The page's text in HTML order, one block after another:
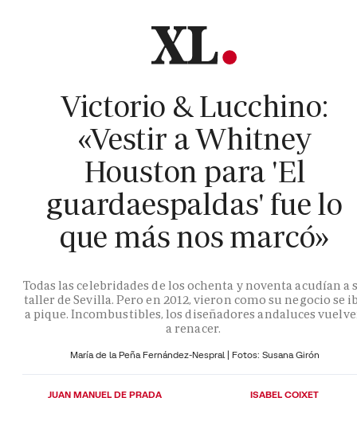
Victorio & Lucchino:
«Vestir a Whitney
Houston para 'El
guardaespaldas' fue lo
que más nos marcó»
Todas las celebridades de los ochenta y noventa acudían a
taller de Sevilla. Pero en 2012, vieron como su negocio se
a pique. Incombustibles, los diseñadores andaluces
a renacer.
María de la Peña Fernández-Nespral | Fotos: Susana Girón
JUAN MANUEL DE PRADA ISABEL COIXET